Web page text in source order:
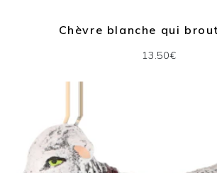
Chèvre blanche qui
13.50€